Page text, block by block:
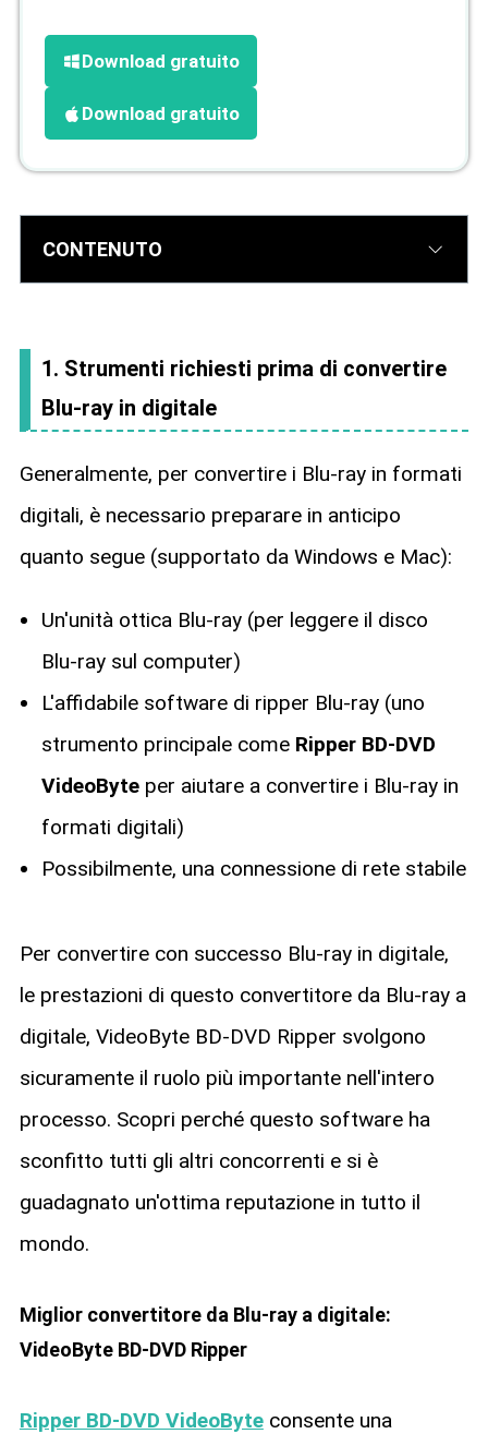
Download gratuito
Download gratuito
CONTENUTO
1. Strumenti richiesti prima di convertire
Blu-ray in digitale
Generalmente, per convertire i Blu-ray in formati
digitali, è necessario preparare in anticipo
quanto segue (supportato da Windows e Mac):
Un'unità ottica Blu-ray (per leggere il disco
Blu-ray sul computer)
L'affidabile software di ripper Blu-ray (uno
strumento principale come Ripper BD-DVD
VideoByteper aiutare a convertire i Blu-ray in
formati digitali)
Possibilmente, una connessione di rete stabile
Per convertire con successo Blu-ray in digitale,
le prestazioni di questo convertitore da Blu-ray a
digitale, VideoByte BD-DVD Ripper svolgono
sicuramente il ruolo più importante nell'intero
processo. Scopri perché questo software ha
sconfitto tutti gli altri concorrenti e si è
guadagnato un'ottima reputazione in tutto il
mondo.
Miglior convertitore da Blu-ray a digitale:
VideoByte BD-DVD Ripper
Ripper BD-DVD VideoByteconsente una